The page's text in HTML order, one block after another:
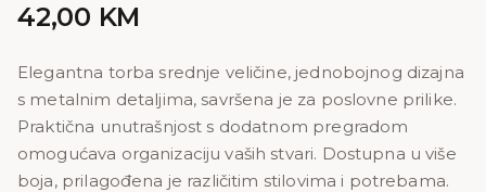
42,00 KM
Elegantna torba srednje veličine, jednobojnog dizajna
s metalnim detaljima, savršena je za poslovne prilike.
Praktična unutrašnjost s dodatnom pregradom
omogućava organizaciju vaših stvari. Dostupna u više
boja, prilagođena je različitim stilovima i potrebama.